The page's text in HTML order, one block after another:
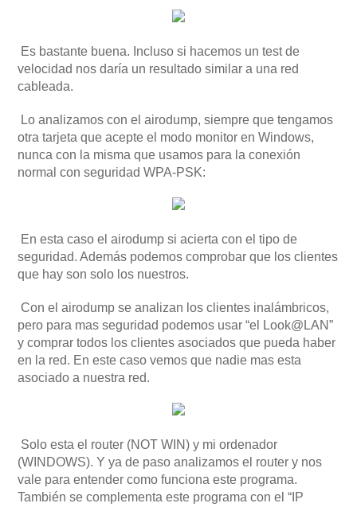
Es bastante buena. Incluso si hacemos un test de
velocidad nos daría un resultado similar a una red
cableada.
Lo analizamos con el airodump, siempre que tengamos
otra tarjeta que acepte el modo monitor en Windows,
nunca con la misma que usamos para la conexión
normal con seguridad WPA-PSK:
En esta caso el airodump si acierta con el tipo de
seguridad. Además podemos comprobar que los clientes
que hay son solo los nuestros.
Con el airodump se analizan los clientes inalámbricos,
pero para mas seguridad podemos usar “el Look@LAN”
y comprar todos los clientes asociados que pueda haber
en la red. En este caso vemos que nadie mas esta
asociado a nuestra red.
Solo esta el router (NOT WIN) y mi ordenador
(WINDOWS). Y ya de paso analizamos el router y nos
vale para entender como funciona este programa.
También se complementa este programa con el “IP